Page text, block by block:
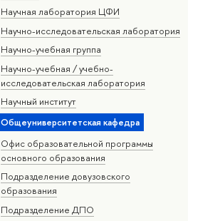
Научная лаборатория ЦФИ
Научно-исследовательская лаборатория
Научно-учебная группа
Научно-учебная / учебно-
исследовательская лаборатория
Научный институт
Общеуниверситетская кафедра
Офис образовательной программы
основного образования
Подразделение довузовского
образования
Подразделение ДПО